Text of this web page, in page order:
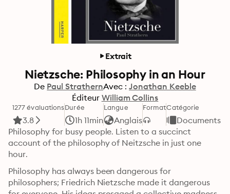
Extrait
Nietzsche: Philosophy in an Hour
De Paul StrathernAvec : Jonathan Keeble
Éditeur William Collins
1277 évaluations
3.8
Durée
1h 11min
Langue
Anglais
FormatCatégorie
Documents
Philosophy for busy people. Listen to a succinct
account of the philosophy of Neitzsche in just one
hour.
Philosophy has always been dangerous for
philosophers; Friedrich Nietzsche made it dangerous